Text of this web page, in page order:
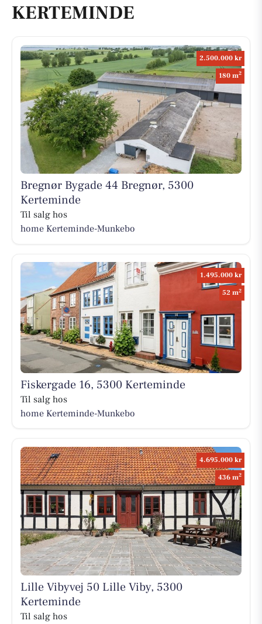
KERTEMINDE
2.500.000 kr
180 m2
Bregnør Bygade 44 Bregnør, 5300
Kerteminde
Til salg hos
home Kerteminde-Munkebo
1.495.000 kr
52 m2
Fiskergade 16, 5300 Kerteminde
Til salg hos
home Kerteminde-Munkebo
4.695.000 kr
436 m2
Lille Vibyvej 50 Lille Viby, 5300
Kerteminde
Til salg hos